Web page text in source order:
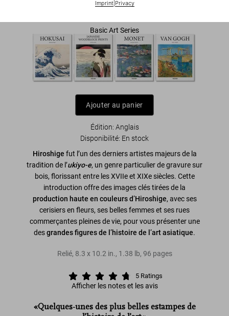
Imprint| Privacy
US$ 20
Basic Art Series
Ajouter au panier
Édition: Anglais
Disponibilité: En stock
Hiroshige fut l’un des derniers artistes majeurs de la
tradition de l’ukiyo-e, un genre particulier de gravure sur
bois, florissant entre les XVIIe et XIXe siècles. Cette
introduction offre des images clés tirées de la
production haute en couleurs d’Hiroshige, avec ses
cerisiers en fleurs, ses belles femmes et ses rues
commerçantes pleines de vie, pour vous présenter une
desgrandes figures de l’histoire de l’art asiatique.
Relié, 8.3 x 10.2 in., 1.38 lb, 96 pages
5 Ratings
Afficher les notes et les avis
«Quelques-unes des plus belles estampes de